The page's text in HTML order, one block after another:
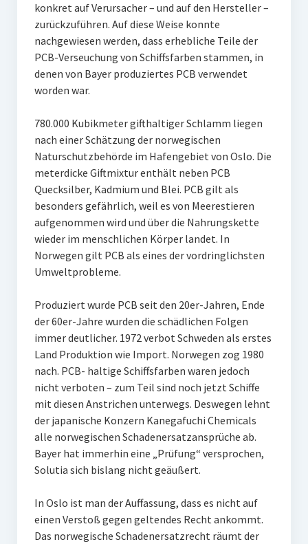
konkret auf Verursacher – und auf den Hersteller –
zurückzuführen. Auf diese Weise konnte
nachgewiesen werden, dass erhebliche Teile der
PCB-Verseuchung von Schiffsfarben stammen, in
denen von Bayer produziertes PCB verwendet
worden war.
780.000 Kubikmeter gifthaltiger Schlamm liegen
nach einer Schätzung der norwegischen
Naturschutzbehörde im Hafengebiet von Oslo. Die
meterdicke Giftmixtur enthält neben PCB
Quecksilber, Kadmium und Blei. PCB gilt als
besonders gefährlich, weil es von Meerestieren
aufgenommen wird und über die Nahrungskette
wieder im menschlichen Körper landet. In
Norwegen gilt PCB als eines der vordringlichsten
Umweltprobleme.
Produziert wurde PCB seit den 20er-Jahren, Ende
der 60er-Jahre wurden die schädlichen Folgen
immer deutlicher. 1972 verbot Schweden als erstes
Land Produktion wie Import. Norwegen zog 1980
nach. PCB- haltige Schiffsfarben waren jedoch
nicht verboten – zum Teil sind noch jetzt Schiffe
mit diesen Anstrichen unterwegs. Deswegen lehnt
der japanische Konzern Kanegafuchi Chemicals
alle norwegischen Schadenersatzansprüche ab.
Bayer hat immerhin eine „Prüfung“ versprochen,
Solutia sich bislang nicht geäußert.
In Oslo ist man der Auffassung, dass es nicht auf
einen Verstoß gegen geltendes Recht ankommt.
Das norwegische Schadenersatzrecht räumt der